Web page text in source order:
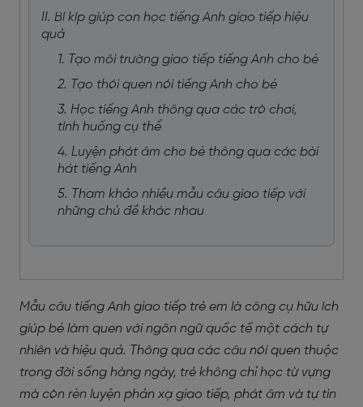
II. Bí kíp giúp con học tiếng Anh giao tiếp hiệu
quả
1. Tạo môi trường giao tiếp tiếng Anh cho bé
2. Tạo thói quen nói tiếng Anh cho bé
3. Học tiếng Anh thông qua các trò chơi,
tình huống cụ thể
4. Luyện phát âm cho bé thông qua các bài
hát tiếng Anh
5. Tham khảo nhiều mẫu câu giao tiếp với
những chủ đề khác nhau
Mẫu câu tiếng Anh giao tiếp trẻ em là công cụ hữu ích
giúp bé làm quen với ngôn ngữ quốc tế một cách tự
nhiên và hiệu quả. Thông qua các câu nói quen thuộc
trong đời sống hàng ngày, trẻ không chỉ học từ vựng
mà còn rèn luyện phản xạ giao tiếp, phát âm và tự tin